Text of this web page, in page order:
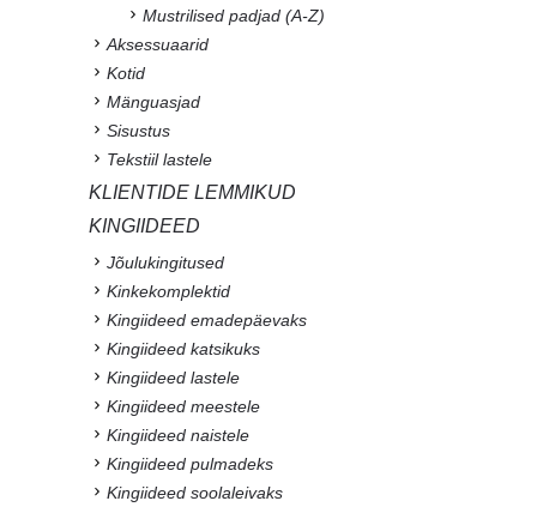
Mustrilised padjad (A-Z)
Aksessuaarid
Kotid
Mänguasjad
Sisustus
Tekstiil lastele
KLIENTIDE LEMMIKUD
KINGIIDEED
Jõulukingitused
Kinkekomplektid
Kingiideed emadepäevaks
Kingiideed katsikuks
Kingiideed lastele
Kingiideed meestele
Kingiideed naistele
Kingiideed pulmadeks
Kingiideed soolaleivaks